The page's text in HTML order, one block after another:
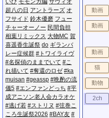
動画
動画
動画
猫
動物
2ch
い​び モ​モ​ン​ガ​編 サ​ヴ​ィ​オ
超​八​の​日 ア​ン​ト​ラ​ー​ズ オ​
フ​サ​イ​ド 鈴​木​優​磨 フ​ュ​ー​
チ​ャ​ー​オ​ー​ノ​ー 民​間​負​担
相​葉​リ​ミ​ッ​ク​ス 大​物​M​C 賀​
喜​遥​香​生​誕​祭 d​o ギ​ラ​ン​バ​
レ​ー​症​候​群 #​ト​ワ​イ​ラ​イ​ヴ
#​名​探​偵​の​ま​ま​で​い​て #​こ​
れ​描​い​て #​奪​還​の​ロ​ゼ #​k​a​
m​u​i​s​a​n #​g​e​a​s​s​p #​晩​酌​の​流​
儀​5 #​エ​ン​フ​ァ​ン​ど​っ​ち #​平​
成​ア​ニ​ソ​ン​老​人​会​カ​ラ​オ​ケ
#​逃​げ​若 #​ス​ト​リ​ヌ #​弦​巻​こ​
こ​ろ​生​誕​祭​2​0​2​6 #​B​A​Y​友 #​